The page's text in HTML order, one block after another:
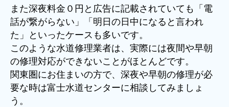
また深夜料金０円と広告に記載されていても「電
話が繋がらない」「明日の日中になると言われ
た」といったケースも多いです。
このような水道修理業者は、実際には夜間や早朝
の修理対応ができないことがほとんどです。
関東圏にお住まいの方で、深夜や早朝の修理が必
要な時は富士水道センターに相談してみましょ
う。